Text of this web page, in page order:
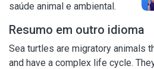
saúde animal e ambiental.
Resumo em outro idioma
Sea turtles are migratory animals
and have a complex life cycle.